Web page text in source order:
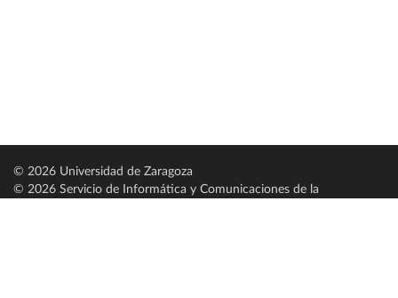
© 2026 Universidad de Zaragoza
© 2026 Servicio de Informática y Comunicaciones de la